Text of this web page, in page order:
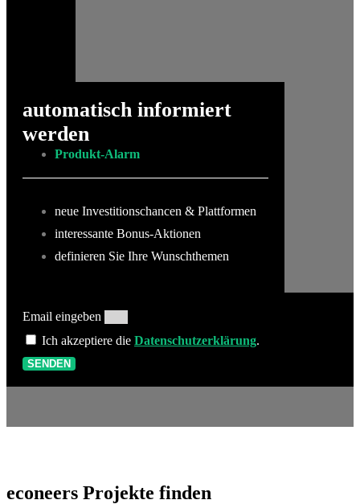
automatisch informiert
werden
Produkt-Alarm
neue Investitionschancen & Plattformen
interessante Bonus-Aktionen
definieren Sie Ihre Wunschthemen
Email eingeben
Ich akzeptiere die Datenschutzerklärung.
SENDEN
econeers Projekte finden